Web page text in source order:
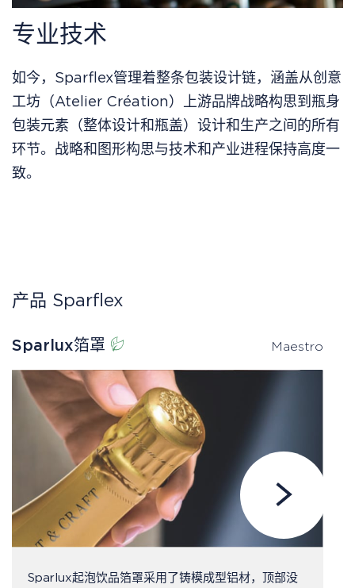
专业技术
如今，Sparflex管理着整条包装设计链，涵盖从创意
工坊（Atelier Création）上游品牌战略构思到瓶身
包装元素（整体设计和瓶盖）设计和生产之间的所有
环节。战略和图形构思与技术和产业进程保持高度一
致。
产品 Sparflex
Sparlux箔罩 Maestro
Sparlux起泡饮品箔罩采用了铸模成型铝材，顶部没